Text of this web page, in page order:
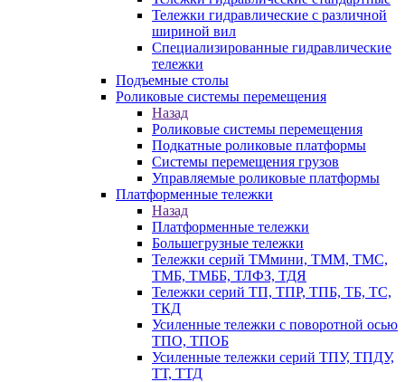
Тележки гидравлические с различной
шириной вил
Специализированные гидравлические
тележки
Подъемные столы
Роликовые системы перемещения
Назад
Роликовые системы перемещения
Подкатные роликовые платформы
Системы перемещения грузов
Управляемые роликовые платформы
Платформенные тележки
Назад
Платформенные тележки
Большегрузные тележки
Тележки серий ТМмини, ТММ, ТМС,
ТМБ, ТМББ, ТЛФЗ, ТДЯ
Тележки серий ТП, ТПР, ТПБ, ТБ, ТС,
ТКД
Усиленные тележки с поворотной осью
ТПО, ТПОБ
Усиленные тележки серий ТПУ, ТПДУ,
ТТ, ТТД